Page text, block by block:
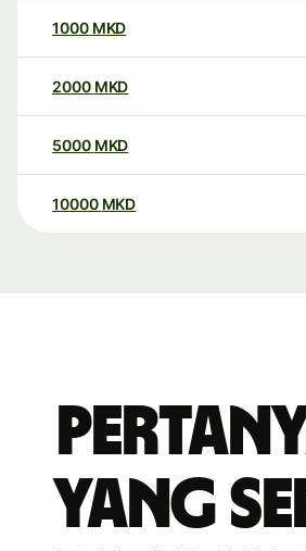
1000 MKD
2000 MKD
5000 MKD
10000 MKD
yang